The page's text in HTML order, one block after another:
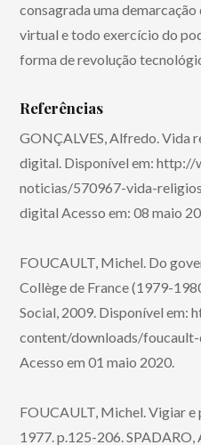
consagrada uma
virtual e todo exercício do
forma de revolução
Referências
GONÇALVES, Alfredo. Vida
digital. Disponível em: http://
noticias/570967-vida-
digital Acesso em: 08 maio
FOUCAULT, Michel. Do
Collège de France (1979-
Social, 2009. Disponível em:
content/downloads/
Acesso em 01 maio 2020.
FOUCAULT, Michel. Vigiar e
1977. p.125-206. SPADARO,